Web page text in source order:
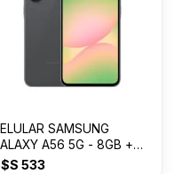
SAMSUNG
A56 5G - 8GB +
Awesome Graphite
533